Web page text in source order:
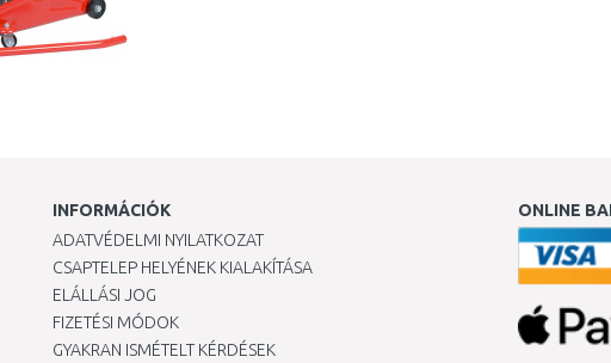
INFORMÁCIÓK
ADATVÉDELMI NYILATKOZAT
CSAPTELEP HELYÉNEK KIALAKÍTÁSA
ELÁLLÁSI JOG
FIZETÉSI MÓDOK
GYAKRAN ISMÉTELT KÉRDÉSEK
ONLINE